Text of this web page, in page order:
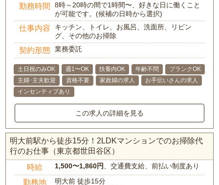
勤務時間
8時～20時の間で1時間〜、好きな日に働くこと
が可能です。(候補の日時から選択)
仕事内容
キッチン、トイレ、お風呂、洗面所、リビン
グ、その他のお掃除
契約形態 業務委託
土日祝のみOK 週1〜OK 扶養内OK 年齢不問
ブランクOK
主婦･主夫歓迎
資格不要 家政婦の求人
お手伝いさんの求人
インセンティブあり
この求人の詳細を見る
明大前駅から徒歩15分！2LDKマンションでのお掃除代
行のお仕事（東京都世田谷区）
時給 1,500〜1,860円 、交通費支給、前払い制度あり
勤務地
明大前 徒歩15分